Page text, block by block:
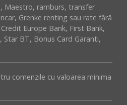
Maestro, ramburs, transfer
Grenke renting sau rate fără
Europe Bank, First Bank,
Star BT, Bonus Card Garanti,
comenzile cu valoarea minima